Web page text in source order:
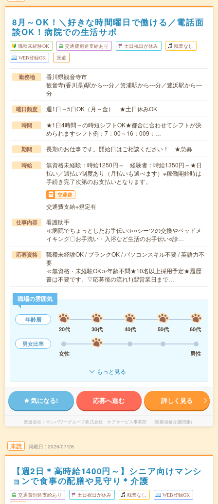
8月～OK！＼好きな時間曜日で働ける／電話面
談OK！病院での生活サポ
職種未経験OK 交通費別途支給あり 土日祝日が休み 残業なし
WEB登録OK 派遣
勤務地
香川県観音寺市
観音寺(香川県)駅から---分／箕浦駅から---分／豊浜駅から---
分
曜日頻度 週1日～5日OK（月～金） ★土日休みOK
時間
★1日4時間～の時短シフトOK★都合に合わせてシフトが決
められますシフト例：7：00～16：009：…
期間 長期のお仕事です。開始日はご相談ください！ ★急募
時給
無資格未経験：時給1250円～ 経験者：時給1350円～★日
払い／週払い制度あり（月払いも選べます）※稼働開始時は
手続き完了次第のお支払いとなります。
交通費
交通費支給※規定有
仕事内容
看護助手
≪病院でちょっとしたお手伝い≫○シーツの交換やベッドメ
イキング〇お手洗い・入浴など生活のお手伝い○診…
応募資格
職種未経験OK / ブランクOK / パソコンスキル不要 / 英語力不
要
≪無資格・未経験OK≫年齢不問★10名以上採用予定★履歴
書は不要です。▽応募後の流れ1)翌営業日まで…
職場の雰囲気
年齢層
20代
30代 40代 50代
60代
男女比率
女性
男性
もっと見る
気になる! 応募へ進む 詳しく見る
派遣会社 マンパワーグループ株式会社 ケアサービス事業部 （医療福祉介護関連）
未読 掲載日 2026/07/28
【週2日＊高時給1400円～】シニア向けマンシ
ョンで食事の配膳や見守り＊介護
交通費別途支給あり 土日祝日が休み 残業なし WEB登録OK